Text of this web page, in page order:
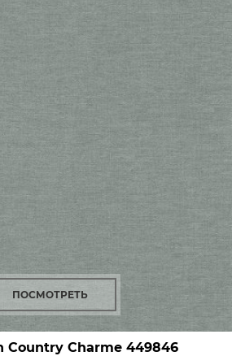
ПОСМОТРЕТЬ
Country Charme449846